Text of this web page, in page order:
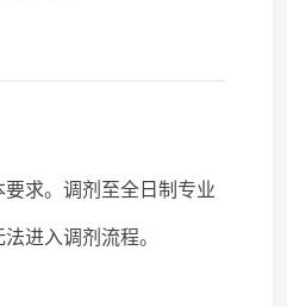
求。调剂至全日制专业
进入调剂流程。